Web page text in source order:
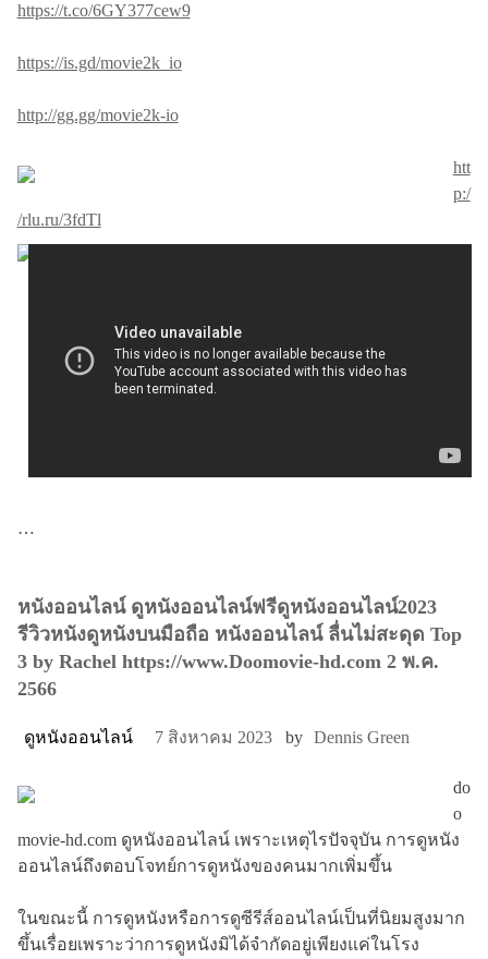
https://t.co/6GY377cew9
https://is.gd/movie2k_io
http://gg.gg/movie2k-io
htt
p:/
/rlu.ru/3fdTl
…
หนังออนไลน์ ดูหนังออนไลน์ฟรีดูหนังออนไลน์2023
รีวิวหนังดูหนังบนมือถือ หนังออนไลน์ ลื่นไม่สะดุด Top
3 by Rachel https://www.Doomovie-hd.com 2 พ.ค.
2566
ดูหนังออนไลน์ 7 สิงหาคม 2023 by Dennis Green
do
o
movie-hd.com ดูหนังออนไลน์ เพราะเหตุไรปัจจุบัน การดูหนัง
ออนไลน์ถึงตอบโจทย์การดูหนังของคนมากเพิ่มขึ้น
ในขณะนี้ การดูหนังหรือการดูซีรีส์ออนไลน์เป็นที่นิยมสูงมาก
ขึ้นเรื่อยเพราะว่าการดูหนังมิได้จำกัดอยู่เพียงแค่ในโรง